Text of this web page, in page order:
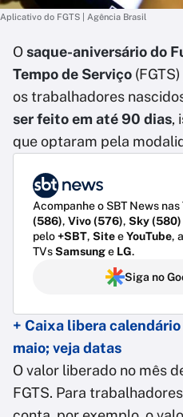
Aplicativo do FGTS | Agência Brasil
Osaque-aniversário do
Tempo de Serviço
os trabalhadores
ser feito em até 90 dias,
que optaram pela
Acompanhe o SBT News
(586), Vivo (576), Sky (580)
pelo+SBT, SiteeYouTube,
TVsSamsunge LG.
Siga no
+ Caixa libera
maio; veja datas
O valor liberado no mês
FGTS. Para